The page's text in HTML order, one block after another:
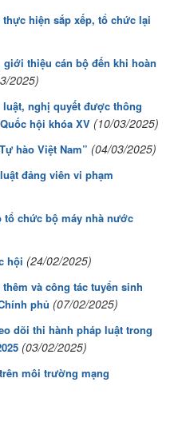
hiện sắp xếp, tổ chức lại
thiệu cán bộ đến khi hoàn
2025)
nghị quyết được thông
hội khóa XV (10/03/2025)
hào Việt Nam” (04/03/2025)
đảng viên vi phạm
tổ chức bộ máy nhà nước
hội (24/02/2025)
và công tác tuyển sinh
phủ (07/02/2025)
dõi thi hành pháp luật trong
(03/02/2025)
môi trường mạng